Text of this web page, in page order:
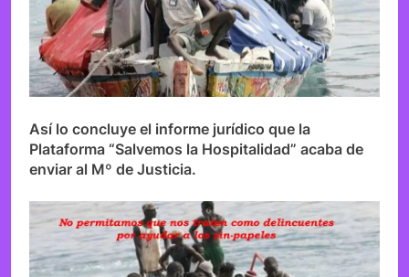
Así lo concluye el informe jurídico que la
Plataforma “Salvemos la Hospitalidad” acaba de
enviar al Mº de Justicia.